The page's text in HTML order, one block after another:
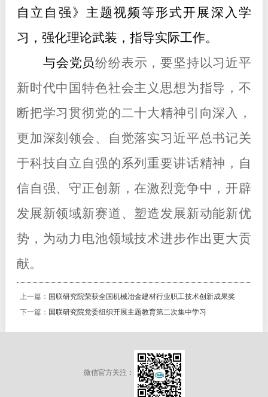
自立自强》主题视频等形式开展深入学
习，强化理论武装，指导实际工作。
与会党员纷纷表示，要坚持以习近平
新时代中国特色社会主义思想为指导，不
断把学习贯彻党的二十大精神引向深入，
更加深刻领会、自觉落实习近平总书记关
于科技自立自强的系列重要讲话精神，自
信自强、守正创新，在激烈竞争中，开辟
发展新领域新赛道、塑造发展新动能新优
势，为动力电池领域技术进步作出更大贡
献。
上一篇： 国联研究院荣获全国机械冶金建材行业职工技术创新成果奖
下一篇： 国联研究院党委组织开展主题教育第二次集中学习
微信官方关注：